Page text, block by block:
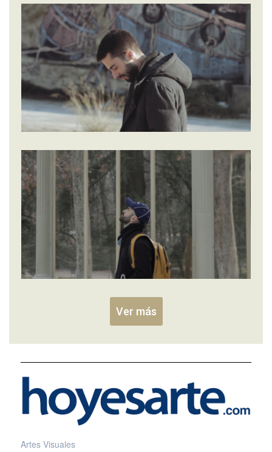
Ver más
Artes Visuales